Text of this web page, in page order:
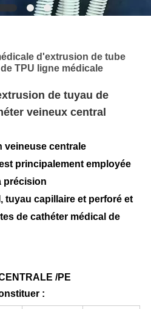
d'extrusion de tube
TPU ligne médicale
de tuyau de
veineux central
veineuse centrale
principalement employée
précision
tuyau capillaire et perforé et
de cathéter médical de
/PE
: